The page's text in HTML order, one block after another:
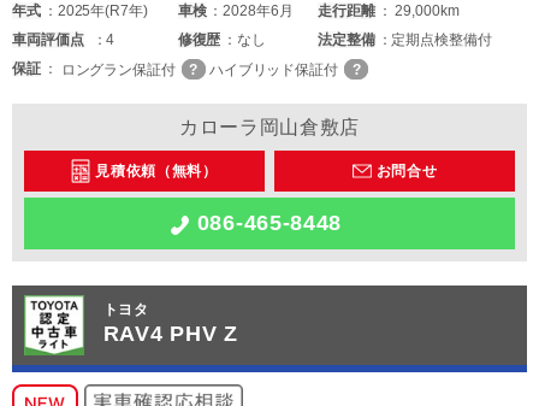
年式 2025年(R7年) 車検 2028年6月 走行距離
29,000km
車両評価点 4 修復歴 なし 法定整備
定期点検整備付
保証
ロングラン保証付 ハイブリッド保証付
カローラ岡山倉敷店
見積依頼（無料） お問合せ
086-465-8448
トヨタ
RAV4 PHV Z